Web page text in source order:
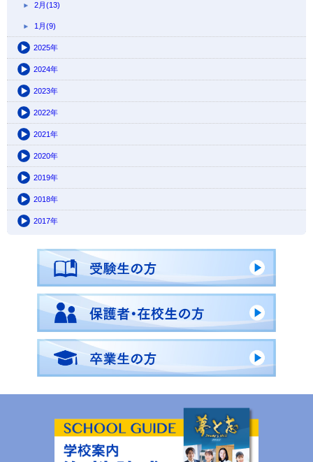
2月(13)
1月(9)
2025年
2024年
2023年
2022年
2021年
2020年
2019年
2018年
2017年